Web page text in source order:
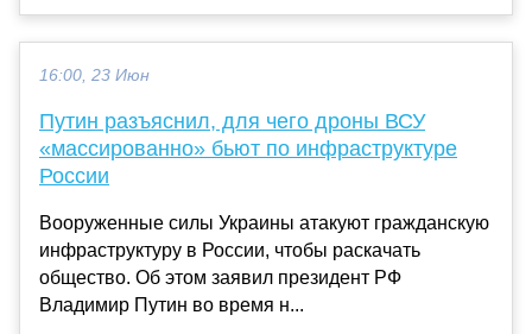
16:00, 23 Июн
Путин разъяснил, для чего дроны ВСУ
«массированно» бьют по инфраструктуре
России
Вооруженные силы Украины атакуют гражданскую
инфраструктуру в России, чтобы раскачать
общество. Об этом заявил президент РФ
Владимир Путин во время н...